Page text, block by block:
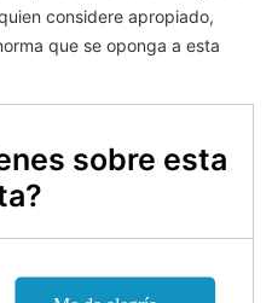
considere apropiado,
que se oponga a esta
sobre esta